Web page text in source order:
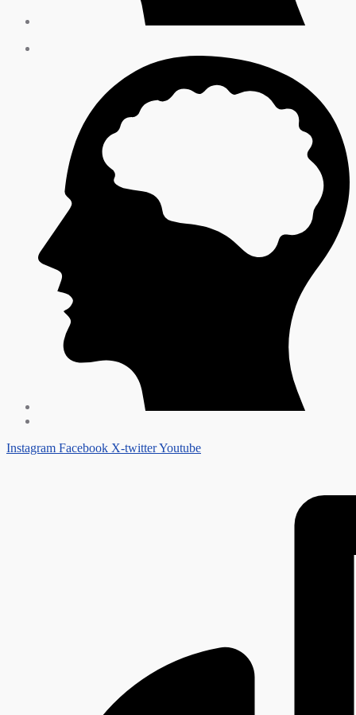
Instagram Facebook X-twitterYoutube